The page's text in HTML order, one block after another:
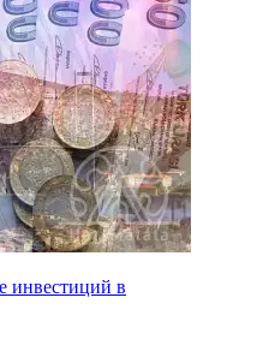
инвестиций в